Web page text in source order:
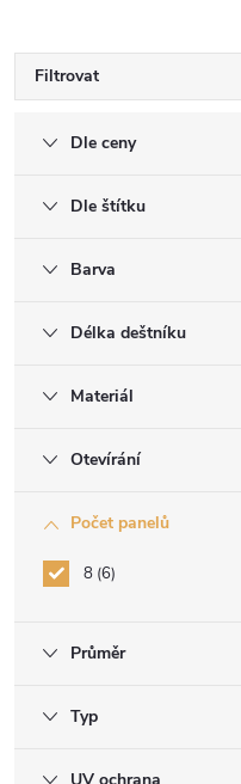
Filtrovat
Dle ceny
Dle štítku
Barva
Délka deštníku
Materiál
Otevírání
Počet panelů
8 6
Průměr
Typ
UV ochrana